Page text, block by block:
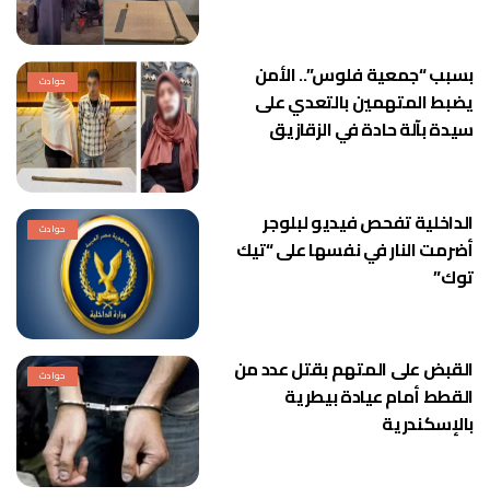
حوادث
بسبب “جمعية فلوس”.. الأمن
يضبط المتهمين بالتعدي على
سيدة بآلة حادة في الزقازيق
حوادث
الداخلية تفحص فيديو لبلوجر
أضرمت النار في نفسها على “تيك
توك”
حوادث
القبض على المتهم بقتل عدد من
القطط أمام عيادة بيطرية
بالإسكندرية